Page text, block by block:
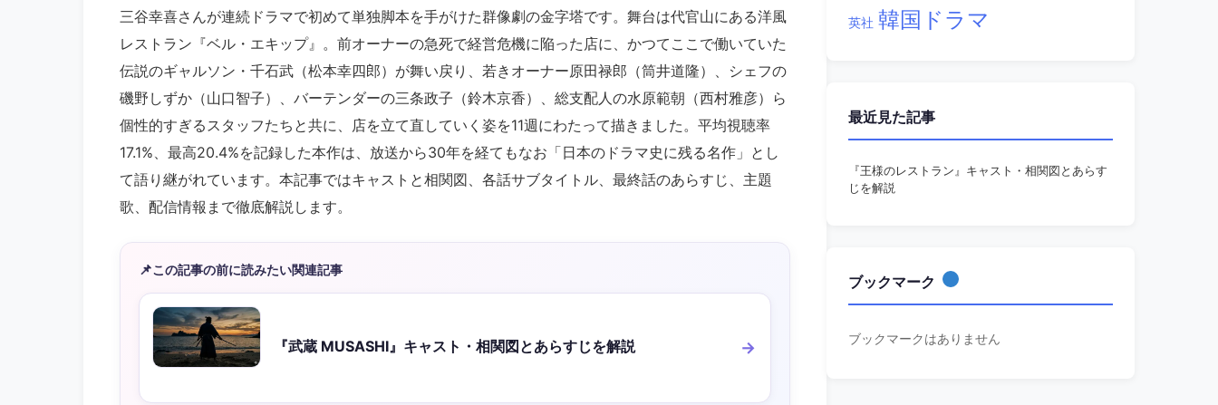
三谷幸喜さんが連続ドラマで初めて単独脚本を手がけた群像劇の金字塔です。舞台は代官山にある洋風
レストラン『ベル・エキップ』。前オーナーの急死で経営危機に陥った店に、かつてここで働いていた
伝説のギャルソン・千石武（松本幸四郎）が舞い戻り、若きオーナー原田禄郎（筒井道隆）、シェフの
磯野しずか（山口智子）、バーテンダーの三条政子（鈴木京香）、総支配人の水原範朝（西村雅彦）ら
個性的すぎるスタッフたちと共に、店を立て直していく姿を11週にわたって描きました。平均視聴率
17.1%、最高20.4%を記録した本作は、放送から30年を経てもなお「日本のドラマ史に残る名作」とし
て語り継がれています。本記事ではキャストと相関図、各話サブタイトル、最終話のあらすじ、主題
歌、配信情報まで徹底解説します。
📌この記事の前に読みたい関連記事
『武蔵 MUSASHI』キャスト・相関図とあらすじを解説
英社 韓国ドラマ
最近見た記事
『王様のレストラン』キャスト・相関図とあらす
じを解説
ブックマーク
ブックマークはありません